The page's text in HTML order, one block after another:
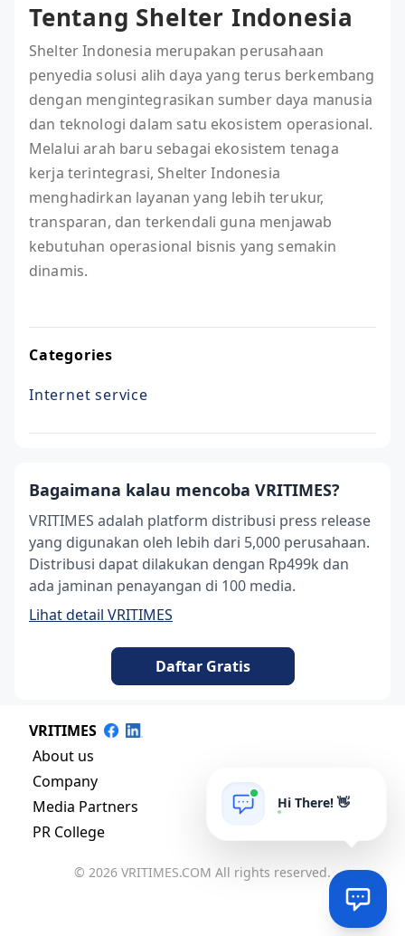
Tentang Shelter Indonesia
Shelter Indonesia merupakan perusahaan
penyedia solusi alih daya yang terus berkembang
dengan mengintegrasikan sumber daya manusia
dan teknologi dalam satu ekosistem operasional.
Melalui arah baru sebagai ekosistem tenaga
kerja terintegrasi, Shelter Indonesia
menghadirkan layanan yang lebih terukur,
transparan, dan terkendali guna menjawab
kebutuhan operasional bisnis yang semakin
dinamis.
Categories
Internet service
Bagaimana kalau mencoba VRITIMES?
VRITIMES adalah platform distribusi press release
yang digunakan oleh lebih dari 5,000 perusahaan.
Distribusi dapat dilakukan dengan Rp499k dan
ada jaminan penayangan di 100 media.
Lihat detail VRITIMES
Daftar Gratis
VRITIMES
About us
Company
Media Partners
PR College
© 2026 VRITIMES.COM All rights reserved.
Hi There! 👋